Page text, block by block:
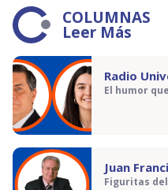
COLUMNAS
Leer Más
Radio
El humor
Juan
Figuritas